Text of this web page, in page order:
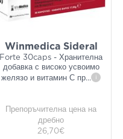
Winmedica Sideral
Forte 30caps - Хранителна
добавка с високо усвоимо
желязо и витамин С пр... i
Препоръчителна цена на
дребно
26,70€